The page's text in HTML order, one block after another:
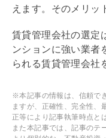
えます。そのメリッ
賃貸管理会社の選定
ンションに強い業者
られる賃貸管理会社
※本記事の情報は、信頼で
ますが、正確性、完全性、
正等により記事執筆時点と
また本記事では、記事のテ